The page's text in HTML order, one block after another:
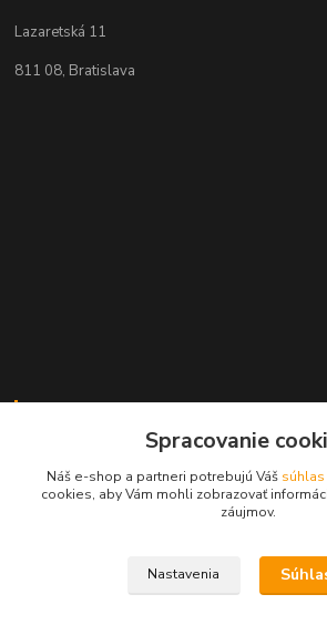
Lazaretská 11
811 08, Bratislava
Kontakty
+421 2 529 67 411
(Po - Pia: 10:00 - 17:30)
Spracovanie
Náš e-shop a partneri potrebujú Váš súhlas
cookies, aby Vám mohli zobrazovať
záujmov.
Nastavenia